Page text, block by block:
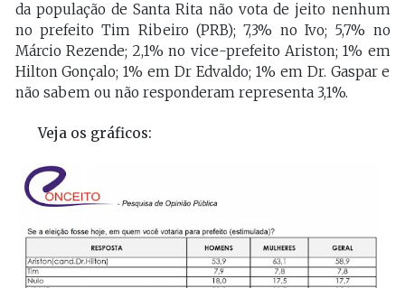
da população de Santa Rita não vota de jeito nenhum
no prefeito Tim Ribeiro (PRB); 7,3% no Ivo; 5,7% no
Márcio Rezende; 2,1% no vice-prefeito Ariston; 1% em
Hilton Gonçalo; 1% em Dr Edvaldo; 1% em Dr. Gaspar e
não sabem ou não responderam representa 3,1%.
Veja os gráficos: